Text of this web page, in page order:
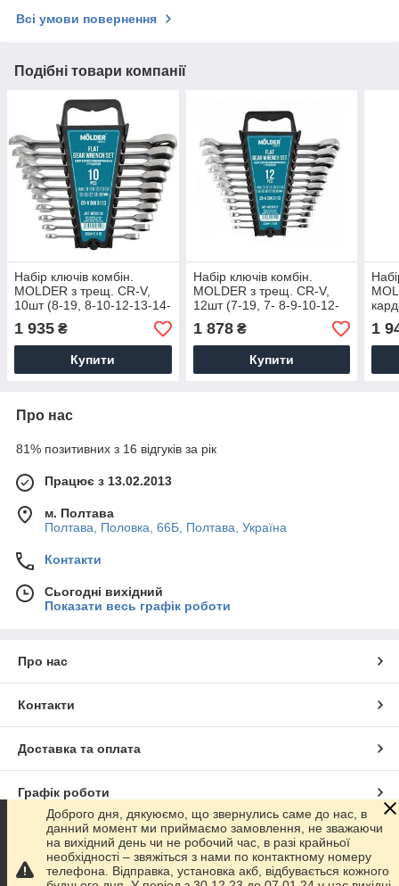
Всі умови повернення
Подібні товари компанії
Набір ключів комбін.
MOLDER з трещ. CR-V,
10шт (8-19, 8-10-12-13-14-
15-17-19мм) (5/10)
1 935 ₴
Купити
Набір ключів комбін.
MOLDER з трещ. CR-V,
12шт (7-19, 7- 8-9-10-12-
13-14-15-16-17-18-19мм)
(5/10)
1 878₴
Купити
8-
1
Про нас
81% позитивних з 16 відгуків за рік
Працює з 13.02.2013
м. Полтава
Полтава, Половка, 66Б, Полтава, Україна
Контакти
Сьогодні вихідний
Показати весь графік роботи
Про нас
Контакти
Доставка та оплата
Графік роботи
Повна версія сайту
Сайт створено на маркетплейсіProm.ua
Доброго дня, дякуюємо, що звернулись саме до нас, в
данний момент ми приймаємо замовлення, не зважаючи
на вихідний день чи не робочий час, в разі крайньої
необхідності – звяжіться з нами по контактному номеру
телефона. Відправка, установка акб, відбувається кожного